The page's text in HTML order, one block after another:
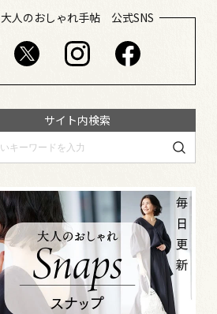
大人のおしゃれ手帖 公式SNS
サイト内検索